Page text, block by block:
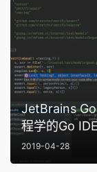
JetBrains
程学的Go IDE
2019-04-28